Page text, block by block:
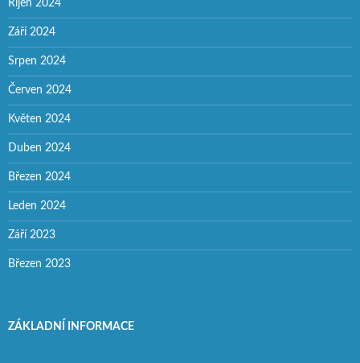
Říjen 2024
Září 2024
Srpen 2024
Červen 2024
Květen 2024
Duben 2024
Březen 2024
Leden 2024
Září 2023
Březen 2023
ZÁKLADNÍ INFORMACE